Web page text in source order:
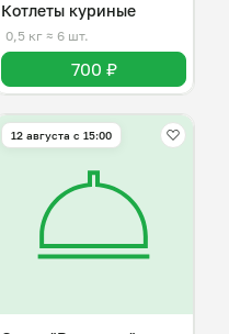
Котлеты куриные
0,5 кг ≈ 6 шт.
700 ₽
12 августа с 15:00